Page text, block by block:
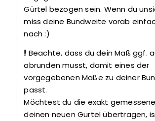
Gürtel bezogen sein. Wenn du
miss deine Bundweite vorab
nach :)
! Beachte, dass du dein Maß ggf.
abrunden musst, damit eines der
vorgegebenen Maße zu deiner
passt.
Möchtest du die exakt
deinen neuen Gürtel übertragen,